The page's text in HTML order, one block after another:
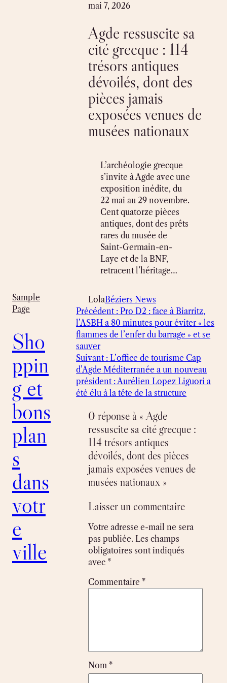
Sample
Page
Sho
ppin
g et
bons
plan
s
dans
votr
e
ville
mai 7, 2026
Agde ressuscite sa
cité grecque : 114
trésors antiques
dévoilés, dont des
pièces jamais
exposées venues de
musées nationaux
L’archéologie grecque
s’invite à Agde avec une
exposition inédite, du
22 mai au 29 novembre.
Cent quatorze pièces
antiques, dont des prêts
rares du musée de
Saint-Germain-en-
Laye et de la BNF,
retracent l’héritage…
LolaBéziers News
Précédent : Pro D2 : face à Biarritz,
l’ASBH a 80 minutes pour éviter « les
flammes de l’enfer du barrage » et se
sauver
Suivant : L’office de tourisme Cap
d’Agde Méditerranée a un nouveau
président : Aurélien Lopez Liguori a
été élu à la tête de la structure
0 réponse à « Agde
ressuscite sa cité grecque :
114 trésors antiques
dévoilés, dont des pièces
jamais exposées venues de
musées nationaux »
Laisser un commentaire
Votre adresse e-mail ne sera
pas publiée. Les champs
obligatoires sont indiqués
avec *
Commentaire *
Nom *